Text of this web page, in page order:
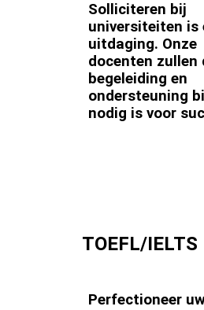
Solliciteren bij
universiteiten is
uitdaging. Onze
docenten zullen
begeleiding en
ondersteuning
nodig is voor
TOEFL/IELTS
Perfectioneer